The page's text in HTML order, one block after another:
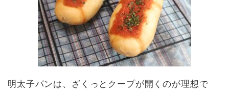
明太子パンは、ざくっとクープが開くのが理想で